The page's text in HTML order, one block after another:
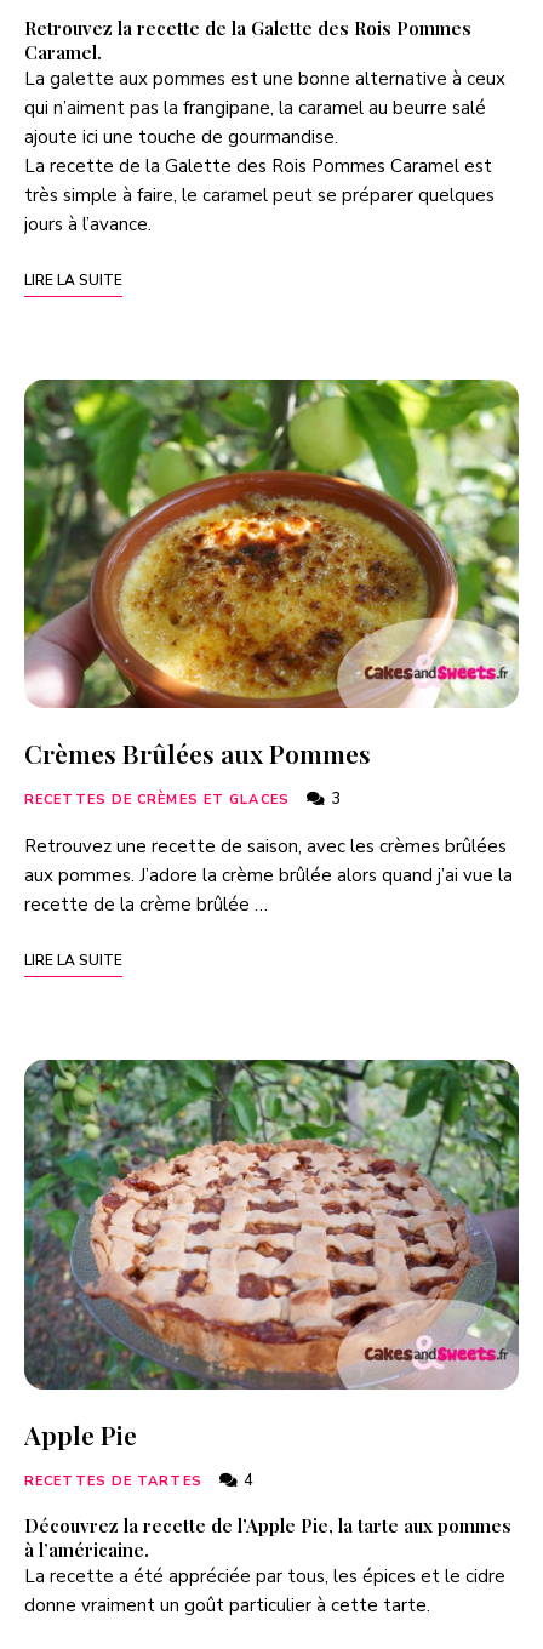
Retrouvez la recette de la Galette des Rois Pommes
Caramel.
La galette aux pommes est une bonne alternative à ceux
qui n’aiment pas la frangipane, la caramel au beurre salé
ajoute ici une touche de gourmandise.
La recette de la Galette des Rois Pommes Caramel est
très simple à faire, le caramel peut se préparer quelques
jours à l’avance.
LIRE LA SUITE
Crèmes Brûlées aux Pommes
RECETTES DE CRÈMES ET GLACES 3
Retrouvez une recette de saison, avec les crèmes brûlées
aux pommes. J’adore la crème brûlée alors quand j’ai vue la
recette de la crème brûlée …
LIRE LA SUITE
Apple Pie
RECETTES DE TARTES 4
Découvrez la recette de l’Apple Pie, la tarte aux pommes
à l’américaine.
La recette a été appréciée par tous, les épices et le cidre
donne vraiment un goût particulier à cette tarte.